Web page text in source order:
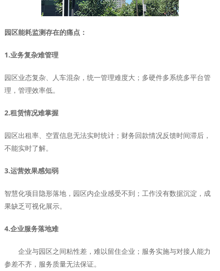
园区能耗监测存在的痛点：
1.业务复杂难管理
园区业态复杂、人车混杂，统一管理难度大；多硬件多系统多平台管
理，管理效率低。
2.租赁情况难掌握
园区出租率、空置信息无法实时统计；财务回款情况反馈时间滞后，
不能实时了解。
3.运营效果感知弱
智慧化项目隐形落地，园区内企业感受不到；工作没有数据沉淀，成
果缺乏可视化展示。
4.企业服务落地难
企业与园区之间粘性差，难以留住企业；服务实施与对接人能力
参差不齐，服务质量无法保证。